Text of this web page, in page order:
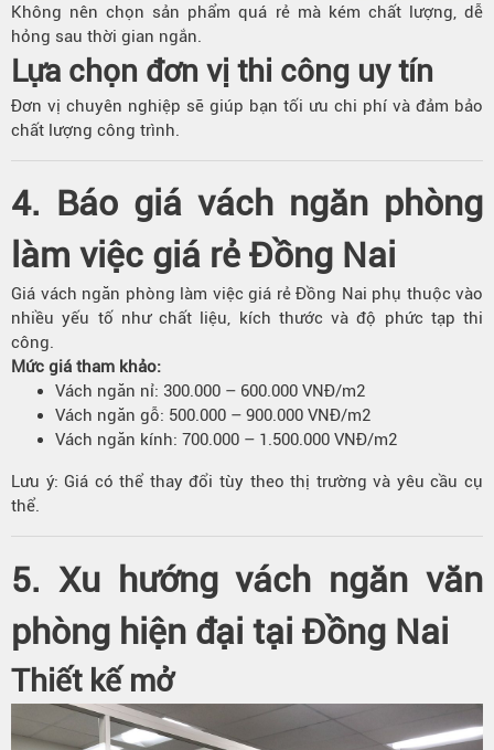
Không nên chọn sản phẩm quá rẻ mà kém chất lượng, dễ
hỏng sau thời gian ngắn.
Lựa chọn đơn vị thi công uy tín
Đơn vị chuyên nghiệp sẽ giúp bạn tối ưu chi phí và đảm bảo
chất lượng công trình.
4. Báo giá vách ngăn phòng
làm việc giá rẻ Đồng Nai
Giá vách ngăn phòng làm việc giá rẻ Đồng Nai phụ thuộc vào
nhiều yếu tố như chất liệu, kích thước và độ phức tạp thi
công.
Mức giá tham khảo:
Vách ngăn nỉ: 300.000 – 600.000 VNĐ/m2
Vách ngăn gỗ: 500.000 – 900.000 VNĐ/m2
Vách ngăn kính: 700.000 – 1.500.000 VNĐ/m2
Lưu ý: Giá có thể thay đổi tùy theo thị trường và yêu cầu cụ
thể.
5. Xu hướng vách ngăn văn
phòng hiện đại tại Đồng Nai
Thiết kế mở